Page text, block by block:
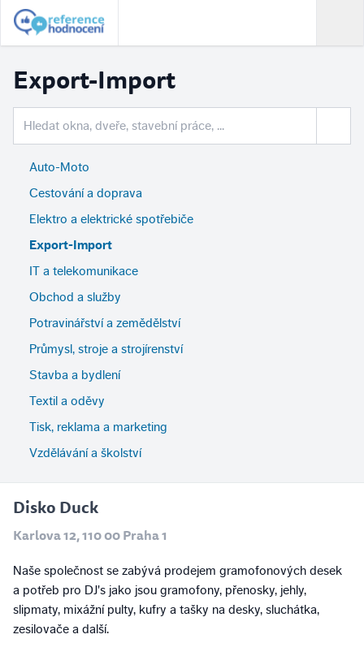
Export-Import
Auto-Moto
Cestování a doprava
Elektro a elektrické spotřebiče
Export-Import
IT a telekomunikace
Obchod a služby
Potravinářství a zemědělství
Průmysl, stroje a strojírenství
Stavba a bydlení
Textil a oděvy
Tisk, reklama a marketing
Vzdělávání a školství
Disko Duck
Karlova 12, 110 00 Praha 1
Naše společnost se zabývá prodejem gramofonových desek
a potřeb pro DJ's jako jsou gramofony, přenosky, jehly,
slipmaty, mixážní pulty, kufry a tašky na desky, sluchátka,
zesilovače a další.